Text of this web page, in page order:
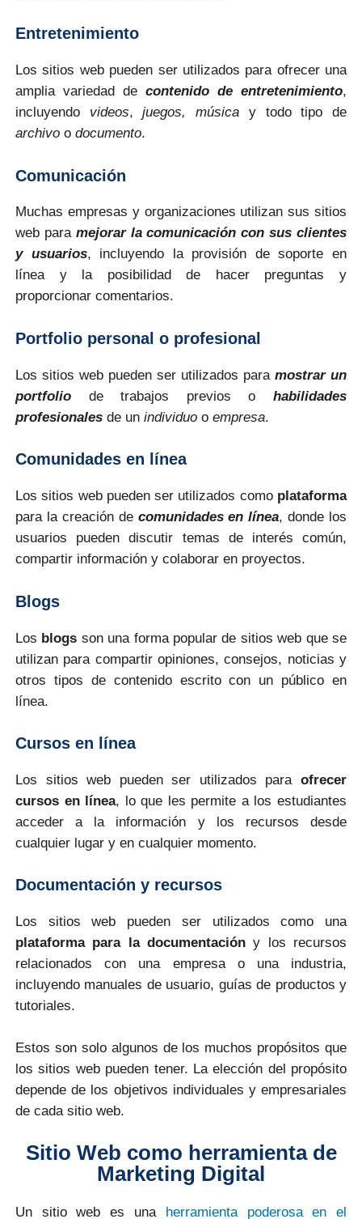
Entretenimiento
Los sitios web pueden ser utilizados para ofrecer una
amplia variedad decontenido de entretenimiento,
incluyendo videos,juegos, música y todo tipo de
archivoo documento.
Comunicación
Muchas empresas y organizaciones utilizan sus sitios
web para mejorar la comunicación con sus clientes
y usuarios, incluyendo la provisión de soporte en
línea y la posibilidad de hacer preguntas y
proporcionar comentarios.
Portfolio personal o profesional
Los sitios web pueden ser utilizados paramostrar un
portfoliode trabajos previos ohabilidades
profesionalesde un individuoo empresa.
Comunidades en línea
Los sitios web pueden ser utilizados como plataforma
para la creación de comunidades en línea, donde los
usuarios pueden discutir temas de interés común,
compartir información y colaborar en proyectos.
Blogs
Los blogs son una forma popular de sitios web que se
utilizan para compartir opiniones, consejos, noticias y
otros tipos de contenido escrito con un público en
línea.
Cursos en línea
Los sitios web pueden ser utilizados paraofrecer
cursos en línea, lo que les permite a los estudiantes
acceder a la información y los recursos desde
cualquier lugar y en cualquier momento.
Documentación y recursos
Los sitios web pueden ser utilizados como una
plataforma para la documentación y los recursos
relacionados con una empresa o una industria,
incluyendo manuales de usuario, guías de productos y
tutoriales.
Estos son solo algunos de los muchos propósitos que
los sitios web pueden tener. La elección del propósito
depende de los objetivos individuales y empresariales
de cada sitio web.
Sitio Web como herramienta de
Marketing Digital
Un sitio web es una herramienta poderosa en el